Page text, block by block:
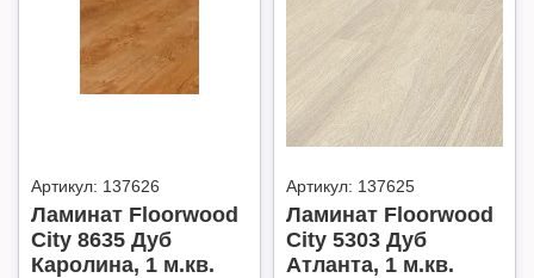
Артикул: 137626
Ламинат Floorwood
City 8635 Дуб
Каролина, 1 м.кв.
Артикул: 137625
Ламинат Floorwood
City 5303 Дуб
Атланта, 1 м.кв.